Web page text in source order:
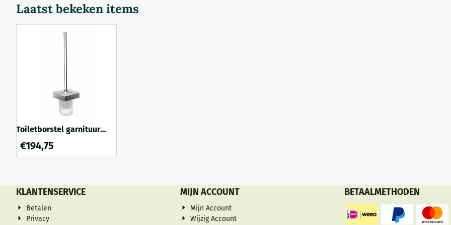
belangrijk dat de handdoekhouder dusdanig
Laatst bekeken items
Toiletborstel garnituur
€194,75
KLANTENSERVICE
Betalen
Privacy
MIJN ACCOUNT
Mijn Account
Wijzig Account
BETAALMETHODEN